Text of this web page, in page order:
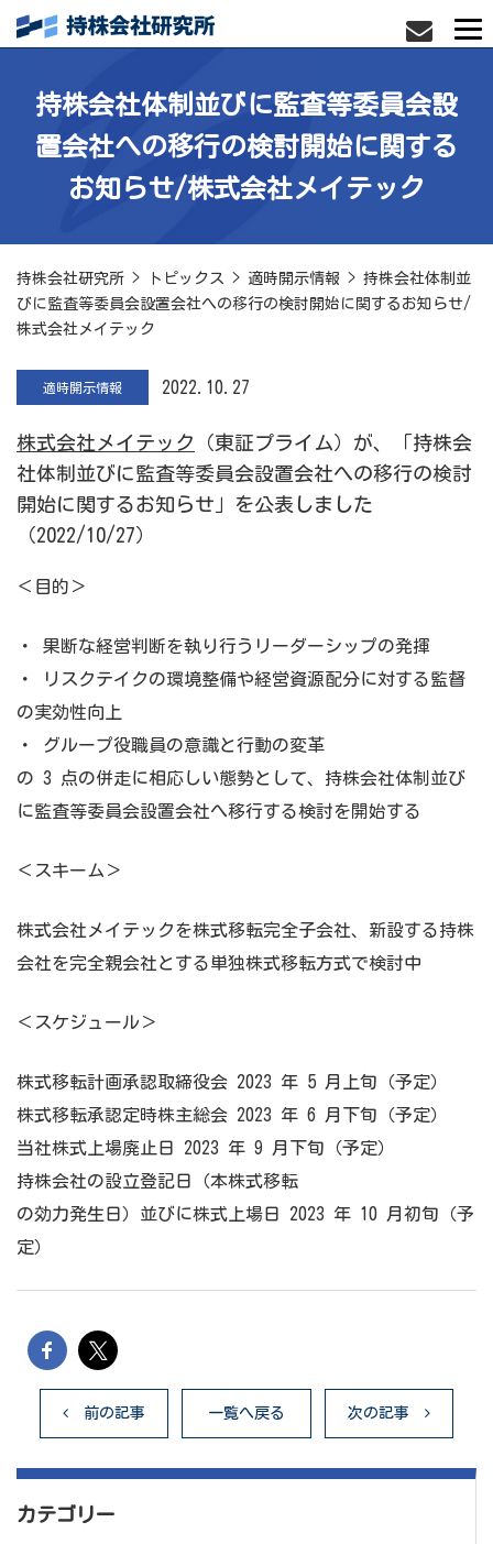
持株会社体制並びに監査等委員会設
置会社への移行の検討開始に関する
お知らせ/株式会社メイテック
持株会社研究所 > トピックス > 適時開示情報 > 持株会社体制並
びに監査等委員会設置会社への移行の検討開始に関するお知らせ/
株式会社メイテック
適時開示情報 2022.10.27
株式会社メイテック
（東証プライム）が、「持株会
社体制並びに監査等委員会設置会社への移行の検討
開始に関するお知らせ」を公表しました
（2022/10/27）
＜目的＞
・ 果断な経営判断を執り行うリーダーシップの発揮
・ リスクテイクの環境整備や経営資源配分に対する監督
の実効性向上
・ グループ役職員の意識と行動の変革
の 3 点の併走に相応しい態勢として、持株会社体制並び
に監査等委員会設置会社へ移行する検討を開始する
＜スキーム＞
株式会社メイテックを株式移転完全子会社、新設する持株
会社を完全親会社とする単独株式移転方式で検討中
＜スケジュール＞
株式移転計画承認取締役会 2023 年 5 月上旬（予定）
株式移転承認定時株主総会 2023 年 6 月下旬（予定）
当社株式上場廃止日 2023 年 9 月下旬（予定）
持株会社の設立登記日（本株式移転
の効力発生日）並びに株式上場日 2023 年 10 月初旬（予
定）
前の記事 一覧へ戻る 次の記事
カテゴリー